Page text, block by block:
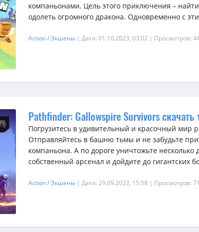
компаньонами. Цель этого приключения –
одолеть огромного дракона. Одновременно с
Action / Экшены | Дата: 01.10.2023, 03:02 | Просмотров:
Pathfinder: Gallowspire Survivors скачать
Погрузитесь в удивительный и красочный мир
Отправляйтесь в башню тьмы и не забудьте
компаньона. А по дороге уничтожьте несколько
собственный арсенал и дойдите до гигантских
Action / Экшены | Дата: 29.09.2023, 15:58 | Просмотров: